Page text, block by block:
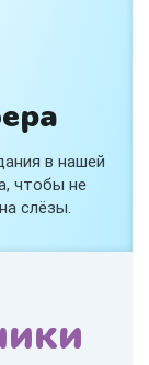
в нашей
чтобы не
слёзы.